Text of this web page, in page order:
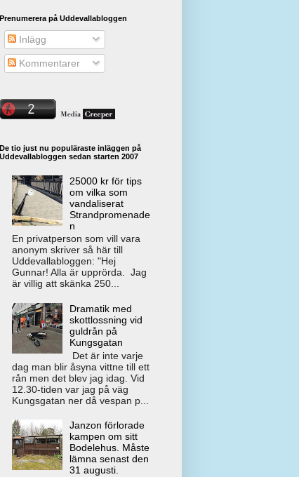
Prenumerera på Uddevallabloggen
Inlägg
Kommentarer
De tio just nu populäraste inläggen på
Uddevallabloggen sedan starten 2007
25000 kr för tips
om vilka som
vandaliserat
Strandpromenade
n
En privatperson som vill vara
anonym skriver så här till
Uddevallabloggen: "Hej
Gunnar! Alla är upprörda. Jag
är villig att skänka 250...
Dramatik med
skottlossning vid
guldrån på
Kungsgatan
Det är inte varje
dag man blir åsyna vittne till ett
rån men det blev jag idag. Vid
12.30-tiden var jag på väg
Kungsgatan ner då vespan p...
Janzon förlorade
kampen om sitt
Bodelehus. Måste
lämna senast den
31 augusti.